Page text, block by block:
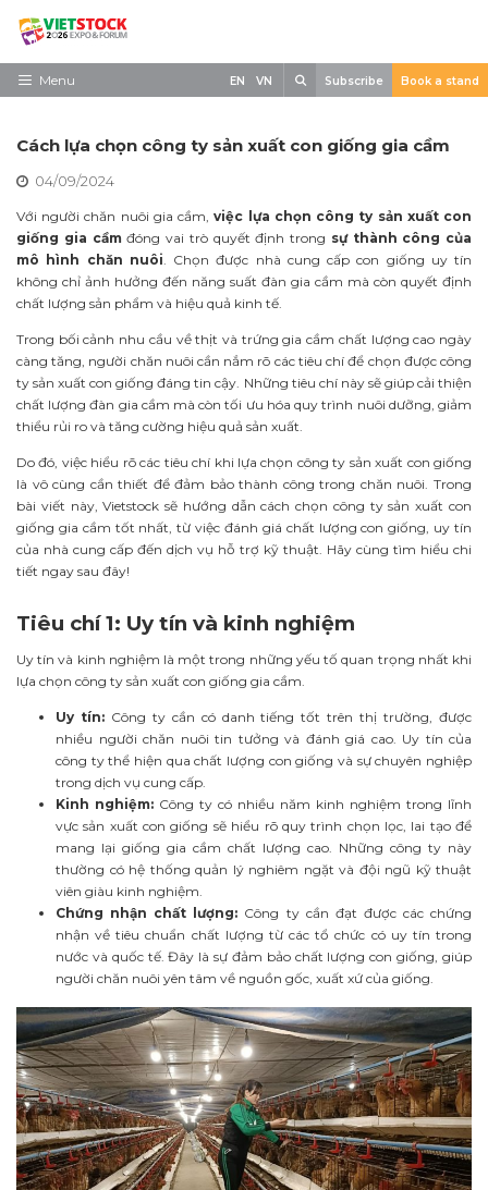
Skip
contentMenu
Về triển lãm
Tham Quan
Tin tức
EN VN Subscribe Book a stand
Cách lựa chọn công ty sản xuất con giống gia cầm
04/09/2024
Với người chăn nuôi gia cầm,việc lựa chọn công ty sản xuất con
giống gia cầm đóng vai trò quyết định trong sự thành công của
mô hình chăn nuôi. Chọn được nhà cung cấp con giống uy tín
không chỉ ảnh hưởng đến năng suất đàn gia cầm mà còn quyết định
chất lượng sản phẩm và hiệu quả kinh tế.
Trong bối cảnh nhu cầu về thịt và trứng gia cầm chất lượng cao ngày
càng tăng, người chăn nuôi cần nắm rõ các tiêu chí để chọn được công
ty sản xuất con giống đáng tin cậy. Những tiêu chí này sẽ giúp cải thiện
chất lượng đàn gia cầm mà còn tối ưu hóa quy trình nuôi dưỡng, giảm
thiểu rủi ro và tăng cường hiệu quả sản xuất.
Do đó, việc hiểu rõ các tiêu chí khi lựa chọn công ty sản xuất con giống
là vô cùng cần thiết để đảm bảo thành công trong chăn nuôi. Trong
bài viết này, Vietstock sẽ hướng dẫn cách chọn công ty sản xuất con
giống gia cầm tốt nhất, từ việc đánh giá chất lượng con giống, uy tín
của nhà cung cấp đến dịch vụ hỗ trợ kỹ thuật. Hãy cùng tìm hiểu chi
tiết ngay sau đây!
Tiêu chí 1: Uy tín và kinh nghiệm
Uy tín và kinh nghiệm là một trong những yếu tố quan trọng nhất khi
lựa chọn công ty sản xuất con giống gia cầm.
Uy tín:Công ty cần có danh tiếng tốt trên thị trường, được
nhiều người chăn nuôi tin tưởng và đánh giá cao. Uy tín của
công ty thể hiện qua chất lượng con giống và sự chuyên nghiệp
trong dịch vụ cung cấp.
Kinh nghiệm: Công ty có nhiều năm kinh nghiệm trong lĩnh
vực sản xuất con giống sẽ hiểu rõ quy trình chọn lọc, lai tạo để
mang lại giống gia cầm chất lượng cao. Những công ty này
thường có hệ thống quản lý nghiêm ngặt và đội ngũ kỹ thuật
viên giàu kinh nghiệm.
Chứng nhận chất lượng: Công ty cần đạt được các chứng
nhận về tiêu chuẩn chất lượng từ các tổ chức có uy tín trong
nước và quốc tế. Đây là sự đảm bảo chất lượng con giống, giúp
người chăn nuôi yên tâm về nguồn gốc, xuất xứ của giống.